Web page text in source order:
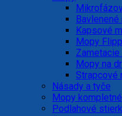
Bavlenené
Kapsové
Mopy
Zametacie
Mopy na
Strapcové
Násady a tyče
Mopy kompletné
Podlahové